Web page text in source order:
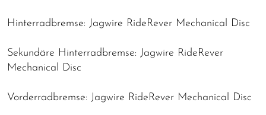
Hinterradbremse: Jagwire RideRever Mechanical Disc
Sekundäre Hinterradbremse: Jagwire RideRever
Mechanical Disc
Vorderradbremse: Jagwire RideRever Mechanical Disc